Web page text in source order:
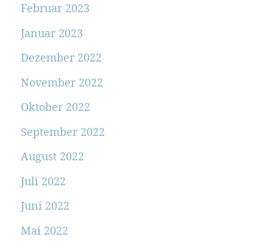
Februar 2023
Januar 2023
Dezember 2022
November 2022
Oktober 2022
September 2022
August 2022
Juli 2022
Juni 2022
Mai 2022